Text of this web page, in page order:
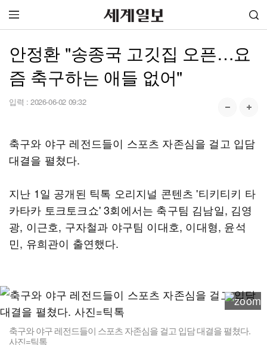
안정환 "송종국 고깃집 오픈…요
즘 축구하는 애들 없어"
입력 : 2026-06-02 09:32
축구와 야구 레전드들이 스포츠 자존심을 걸고 입담
대결을 펼쳤다.
지난 1일 공개된 틱톡 오리지널 콘텐츠 '티키티키 타
카타카 토크토크쇼' 3회에서는 축구팀 김남일, 김영
광, 이근호, 구자철과 야구팀 이대호, 이대형, 윤석
민, 유희관이 출연했다.
축구와 야구 레전드들이 스포츠 자존심을 걸고 입담 대결을 펼쳤다.
사진=틱톡